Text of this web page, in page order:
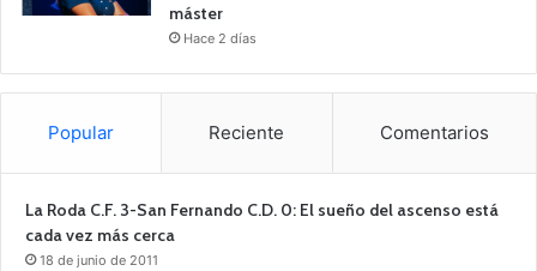
máster
Hace 2 días
Popular Reciente Comentarios
La Roda C.F. 3-San Fernando C.D. 0: El sueño del ascenso está
cada vez más cerca
18 de junio de 2011